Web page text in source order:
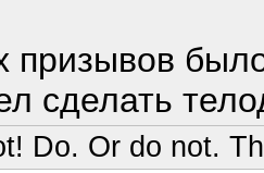
призывов
сделать
Do. Or do not.